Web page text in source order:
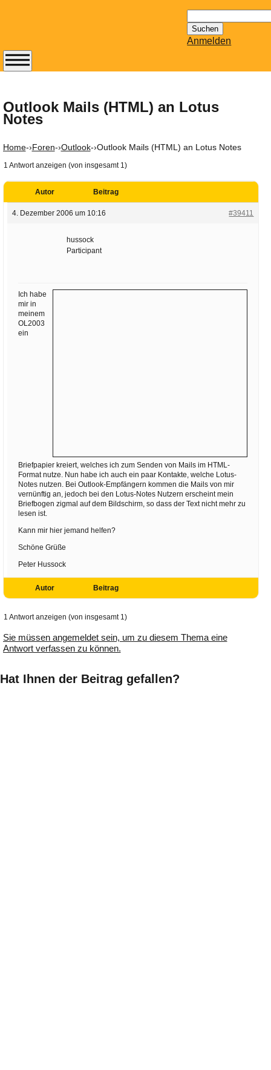
nach:
Anmelden
Outlook Mails (HTML) an Lotus
Notes
Home-›Foren-›Outlook-›Outlook Mails (HTML) an Lotus Notes
1 Antwort anzeigen (von insgesamt 1)
Autor Beitrag
4. Dezember 2006 um 10:16 #39411
hussock
Participant
Ich habe
mir in
meinem
OL2003
ein
Briefpapier kreiert, welches ich zum Senden von Mails im HTML-
Format nutze. Nun habe ich auch ein paar Kontakte, welche Lotus-
Notes nutzen. Bei Outlook-Empfängern kommen die Mails von mir
vernünftig an, jedoch bei den Lotus-Notes Nutzern erscheint mein
Briefbogen zigmal auf dem Bildschirm, so dass der Text nicht mehr zu
lesen ist.
Kann mir hier jemand helfen?
Schöne Grüße
Peter Hussock
Autor Beitrag
1 Antwort anzeigen (von insgesamt 1)
Sie müssen angemeldet sein, um zu diesem Thema eine
Antwort verfassen zu können.
Hat Ihnen der Beitrag gefallen?
Abonnieren Sie den
erscheinenden
Newsletter von
kostenlos.
Tipps zu Thema
Email für Sie
bereithält!
Wie z.B. Outlook,
oder auch
KuNoMail, usw.
Adresse:
E-Mail